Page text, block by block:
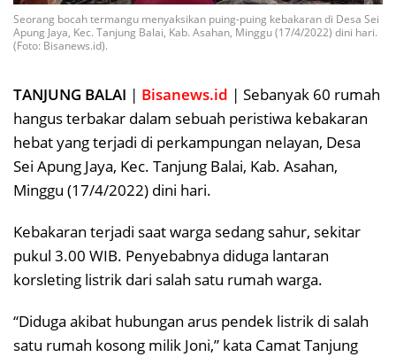
Seorang bocah termangu menyaksikan puing-puing kebakaran di Desa Sei
Apung Jaya, Kec. Tanjung Balai, Kab. Asahan, Minggu (17/4/2022) dini hari.
(Foto: Bisanews.id).
TANJUNG BALAI | Bisanews.id | Sebanyak 60 rumah
hangus terbakar dalam sebuah peristiwa kebakaran
hebat yang terjadi di perkampungan nelayan, Desa
Sei Apung Jaya, Kec. Tanjung Balai, Kab. Asahan,
Minggu (17/4/2022) dini hari.
Kebakaran terjadi saat warga sedang sahur, sekitar
pukul 3.00 WIB. Penyebabnya diduga lantaran
korsleting listrik dari salah satu rumah warga.
“Diduga akibat hubungan arus pendek listrik di salah
satu rumah kosong milik Joni,” kata Camat Tanjung